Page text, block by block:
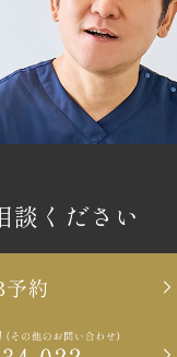
談ください